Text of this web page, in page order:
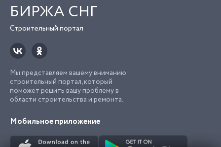
БИРЖА СНГ
Строительный портал
Мы представляем вашему вниманию
строительный портал, который
поможет решить вашу проблему в
области строительства и ремонта.
Мобильное приложение